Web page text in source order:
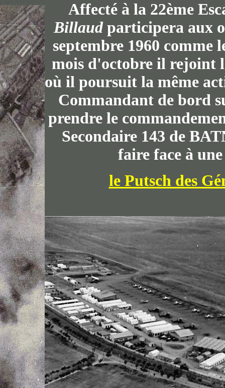
Affecté à la 22ème
Billaudparticipera aux
septembre 1960
mois d'octobre il rejoint
où il poursuit la même
Commandant de bord
prendre le
Secondaire 143 de
faire face à
le Putsch des